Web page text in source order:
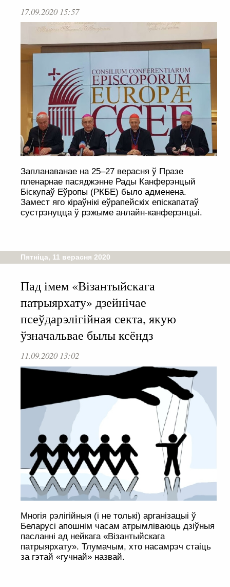
17.09.2020 15:57
Запланаванае на 25–27 верасня ў Празе
пленарнае пасяджэнне Рады Канферэнцый
Біскупаў Еўропы (РКБЕ) было адменена.
Замест яго кіраўнікі еўрапейскіх епіскапатаў
сустрэнуцца ў рэжыме анлайн-канферэнцыі.
Пятніца, 11 верасня 2020
Пад імем «Візантыйскага
патрыярхату» дзейнічае
псеўдарэлігійная секта, якую
ўзначальвае былы ксёндз
11.09.2020 13:02
Многія рэлігійныя (і не толькі) арганізацыі ў
Беларусі апошнім часам атрымліваюць дзіўныя
пасланні ад нейкага «Візантыйскага
патрыярхату». Тлумачым, хто насамрэч стаіць
за гэтай «гучнай» назвай.